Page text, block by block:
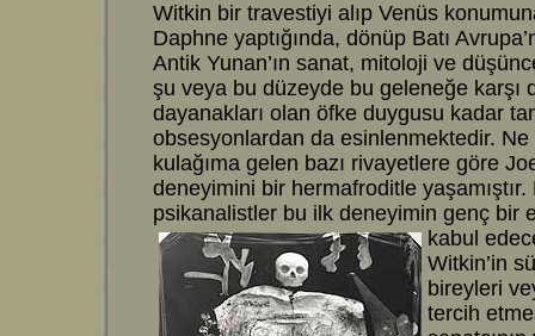
Witkin bir travestiyi alıp Venüs
Daphne yaptığında, dönüp Batı
Antik Yunan’ın sanat, mitoloji ve
şu veya bu düzeyde bu geleneğe karşı
dayanakları olan öfke duygusu kadar
obsesyonlardan da esinlenmektedir.
kulağıma gelen bazı rivayetlere göre
deneyimini bir hermafroditle
psikanalistler bu ilk deneyimin genç bir
kabul
Witkin’in
bireyleri
tercih